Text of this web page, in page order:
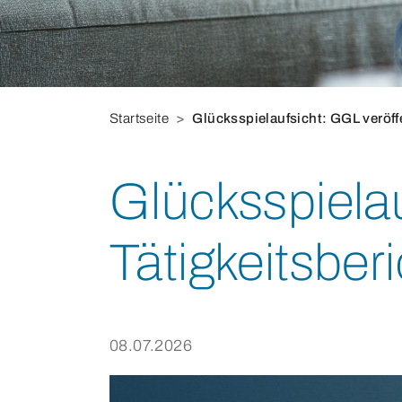
Startseite Glücksspielaufsicht: GGL
08.07.2026